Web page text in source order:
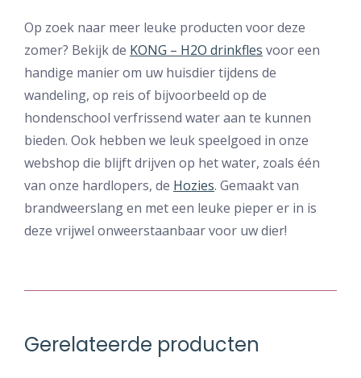
Op zoek naar meer leuke producten voor deze
zomer? Bekijk de KONG – H2O drinkfles voor een
handige manier om uw huisdier tijdens de
wandeling, op reis of bijvoorbeeld op de
hondenschool verfrissend water aan te kunnen
bieden. Ook hebben we leuk speelgoed in onze
webshop die blijft drijven op het water, zoals één
van onze hardlopers, de Hozies. Gemaakt van
brandweerslang en met een leuke pieper er in is
deze vrijwel onweerstaanbaar voor uw dier!
Gerelateerde producten